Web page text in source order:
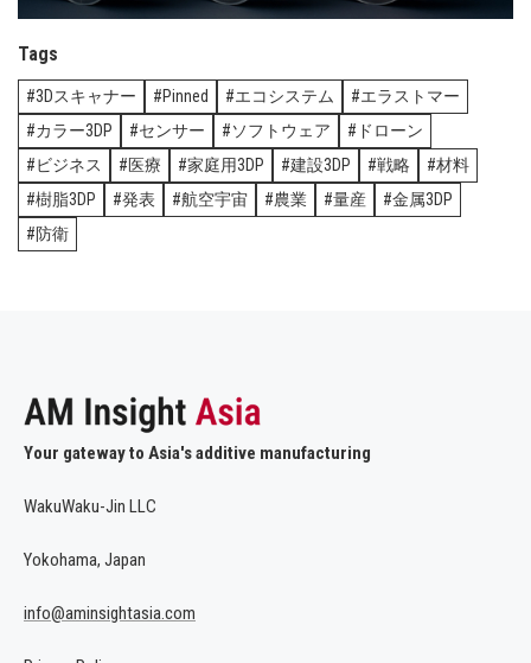
Tags
3Dスキャナー Pinned エコシステム
エラストマー
カラー3DP
センサー ソフトウェア
ドローン
ビジネス
医療 家庭用3DP 建設3DP 戦略
材料
樹脂3DP
発表 航空宇宙 農業 量産
金属3DP
防衛
Your gateway to Asia's additive manufacturing
WakuWaku-Jin LLC
Yokohama, Japan
info@aminsightasia.com